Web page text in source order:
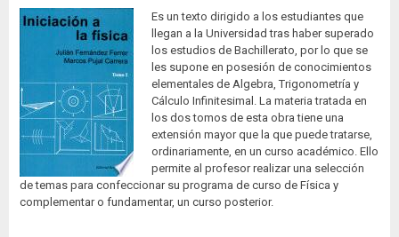
Es un texto dirigido a los estudiantes que
llegan a la Universidad tras haber superado
los estudios de Bachillerato, por lo que se
les supone en posesión de conocimientos
elementales de Algebra, Trigonometría y
Cálculo Infinitesimal. La materia tratada en
los dos tomos de esta obra tiene una
extensión mayor que la que puede tratarse,
ordinariamente, en un curso académico. Ello
permite al profesor realizar una selección
de temas para confeccionar su programa de curso de Física y
complementar o fundamentar, un curso posterior.